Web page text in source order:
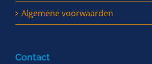
Algemene voorwaarden
Contact